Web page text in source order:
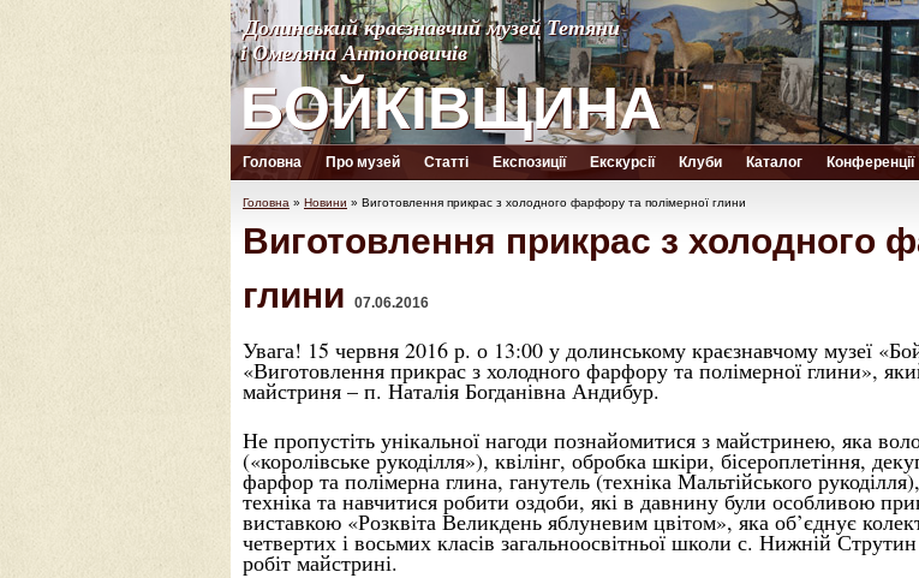
Долинський краєзнавчий музей Тетяни
і Омеляна Антоновичів
БОЙКІВЩИНА
Долинський краєзнавчий музей Тетяни
і Омеляна Антоновичів
БОЙКІВЩИНА
Головна Про музей Статті Експозиції Екскурсії Клуби Каталог Конференції
Головна » Новини » Виготовлення прикрас з холодного фарфору та полімерної глини
Виготовлення прикрас з холодного
глини
07.06.2016
Увага! 15 червня 2016 р. о 13:00 у долинському краєзнавчому музеї
«Виготовлення прикрас з холодного фарфору та полімерної глини»,
майстриня – п. Наталія Богданівна Андибур.
Не пропустіть унікальної нагоди познайомитися з майстринею, яка
(«королівське рукоділля»), квілінг, обробка шкіри, бісероплетіння,
фарфор та полімерна глина, ганутель (техніка Мальтійського
техніка та навчитися робити оздоби, які в давнину були особливою
виставкою «Розквіта Великдень яблуневим цвітом», яка об’єднує
четвертих і восьмих класів загальноосвітньої школи с. Нижній
робіт майстрині.